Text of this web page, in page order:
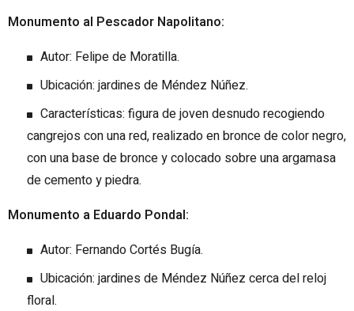
Monumento al Pescador Napolitano:
Autor: Felipe de Moratilla.
Ubicación: jardines de Méndez Núñez.
Características: figura de joven desnudo recogiendo
cangrejos con una red, realizado en bronce de color negro,
con una base de bronce y colocado sobre una argamasa
de cemento y piedra.
Monumento a Eduardo Pondal:
Autor: Fernando Cortés Bugía.
Ubicación: jardines de Méndez Núñez cerca del reloj
floral.